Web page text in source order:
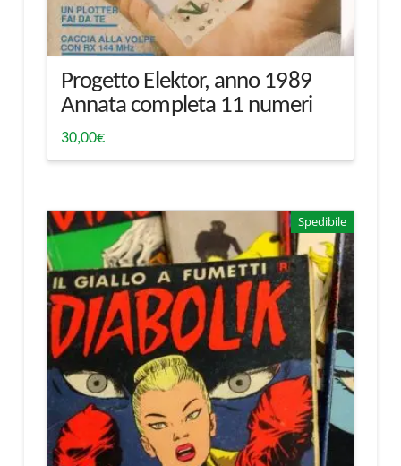
Progetto Elektor, anno 1989
Annata completa 11 numeri
30,00€
Spedibile